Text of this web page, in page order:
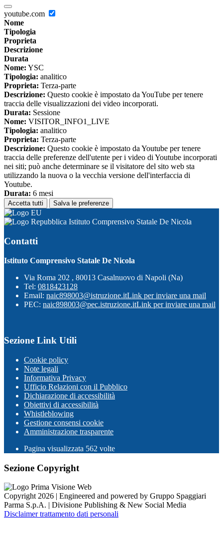
youtube.com
Nome
Tipologia
Proprieta
Descrizione
Durata
Nome: YSC
Tipologia: analitico
Proprieta: Terza-parte
Descrizione: Questo cookie è impostato da YouTube per tenere
traccia delle visualizzazioni dei video incorporati.
Durata: Sessione
Nome: VISITOR_INFO1_LIVE
Tipologia: analitico
Proprieta: Terza-parte
Descrizione: Questo cookie è impostato da Youtube per tenere
traccia delle preferenze dell'utente per i video di Youtube incorporati
nei siti; può anche determinare se il visitatore del sito web sta
utilizzando la nuova o la vecchia versione dell'interfaccia di
Youtube.
Durata: 6 mesi
Accetta tutti Salva le preferenze
Istituto Comprensivo Statale De Nicola
Contatti
Istituto Comprensivo Statale De Nicola
Via Roma 202 , 80013 Casalnuovo di Napoli (Na)
Tel: 0818423128
Email: naic898003@istruzione.itLink per inviare una mail
PEC: naic898003@pec.istruzione.itLink per inviare una mail
Sezione Link Utili
Cookie policy
Note legali
Informativa Privacy
Ufficio Relazioni con il Pubblico
Dichiarazione di accessibilità
Obiettivi di accessibilità
Whistleblowing
Gestione consensi cookie
Amministrazione trasparente
Pagina visualizzata 562 volte
Sezione Copyright
Copyright 2026 | Engineered and powered by Gruppo Spaggiari
Parma S.p.A. | Divisione Publishing & New Social Media
Disclaimer trattamento dati personali